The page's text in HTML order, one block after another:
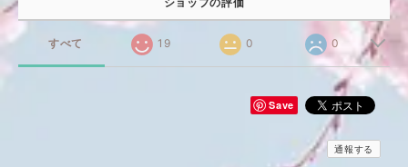
すべて 19 0 0
Save
通報する